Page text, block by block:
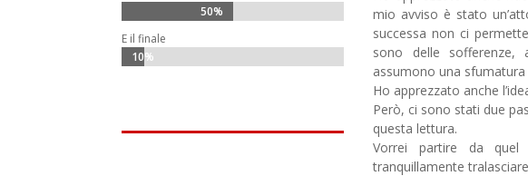
50%
50%
E il finale
10%
10%
mio avviso è stato
successa non ci
sono delle
assumono una
Ho apprezzato anche
Però, ci sono stati due
questa lettura.
Vorrei partire da
tranquillamente